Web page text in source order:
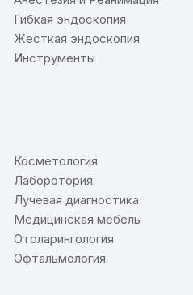
Гибкая эндоскопия
Жесткая эндоскопия
Инструменты
Косметология
Лаборотория
Лучевая диагностика
Медицинская мебель
Отоларингология
Офтальмология